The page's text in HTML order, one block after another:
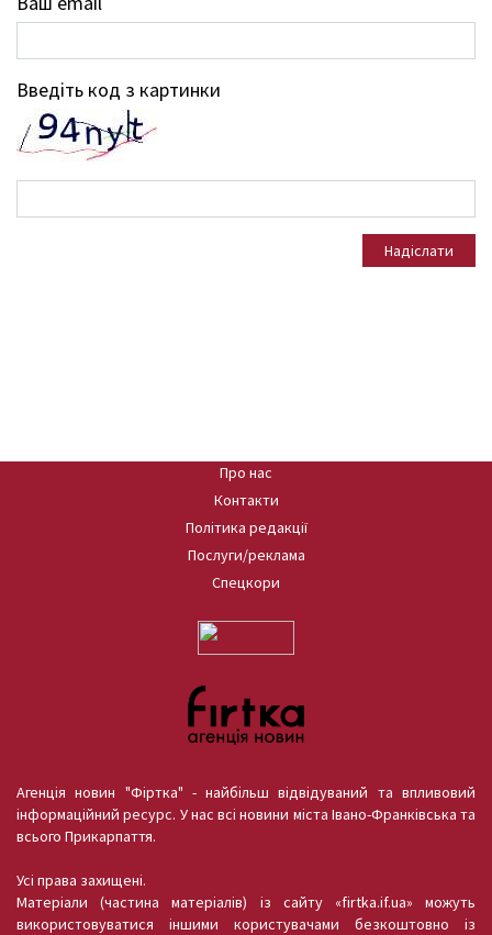
Введіть код з картинки
Надіслати
Про нас
Контакти
Політика редакції
Послуги/реклама
Спецкори
Агенція новин "Фіртка" - найбільш відвідуваний та впливовий
інформаційний ресурс. У нас всі новини міста Івано-Франківська та
всього Прикарпаття.
Усі права захищені.
Матеріали (частина матеріалів) із сайту «firtka.if.ua» можуть
використовуватися іншими користувачами безкоштовно із